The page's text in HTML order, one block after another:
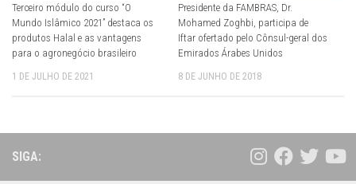
Terceiro módulo do curso “O
Mundo Islâmico 2021” destaca os
produtos Halal e as vantagens
para o agronegócio brasileiro
1 DE JULHO DE 2021
Presidente da FAMBRAS, Dr.
Mohamed Zoghbi, participa de
Iftar ofertado pelo Cônsul-geral dos
Emirados Árabes Unidos
8 DE JUNHO DE 2018
SIGA: